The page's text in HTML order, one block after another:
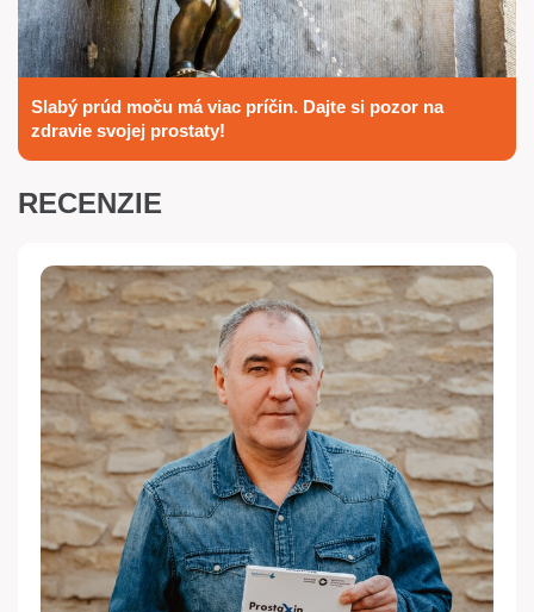
Slabý prúd moču má viac príčin. Dajte si pozor na
zdravie svojej prostaty!
RECENZIE